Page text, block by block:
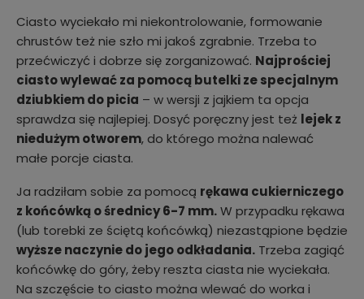
Ciasto wyciekało mi niekontrolowanie, formowanie
chrustów też nie szło mi jakoś zgrabnie. Trzeba to
przećwiczyć i dobrze się zorganizować. Najprościej
ciasto wylewać za pomocą butelki ze specjalnym
dziubkiem do picia – w wersji z jajkiem ta opcja
sprawdza się najlepiej. Dosyć poręczny jest też lejek z
niedużym otworem, do którego można nalewać
małe porcje ciasta.
Ja radziłam sobie za pomocą rękawa cukierniczego
z końcówką o średnicy 6-7 mm.W przypadku rękawa
(lub torebki ze ściętą końcówką) niezastąpione będzie
wyższe naczynie do jego odkładania. Trzeba zagiąć
końcówkę do góry, żeby reszta ciasta nie wyciekała.
Na szczęście to ciasto można wlewać do worka i